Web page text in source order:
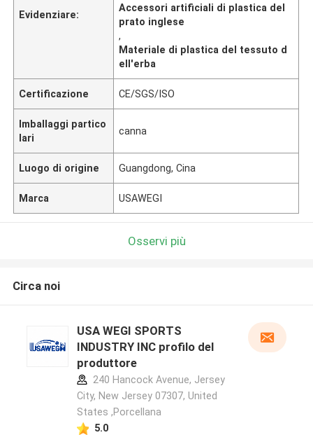
Evidenziare:
Accessori artificiali di plastica del
prato inglese
,
Materiale di plastica del tessuto d
ell'erba
Certificazione CE/SGS/ISO
Imballaggi partico
lari
canna
Luogo di origine Guangdong, Cina
Marca USAWEGI
Osservi più
Circa noi
USA WEGI SPORTS
INDUSTRY INC profilo del
produttore
240 Hancock Avenue, Jersey
City, New Jersey 07307, United
States ,Porcellana
5.0